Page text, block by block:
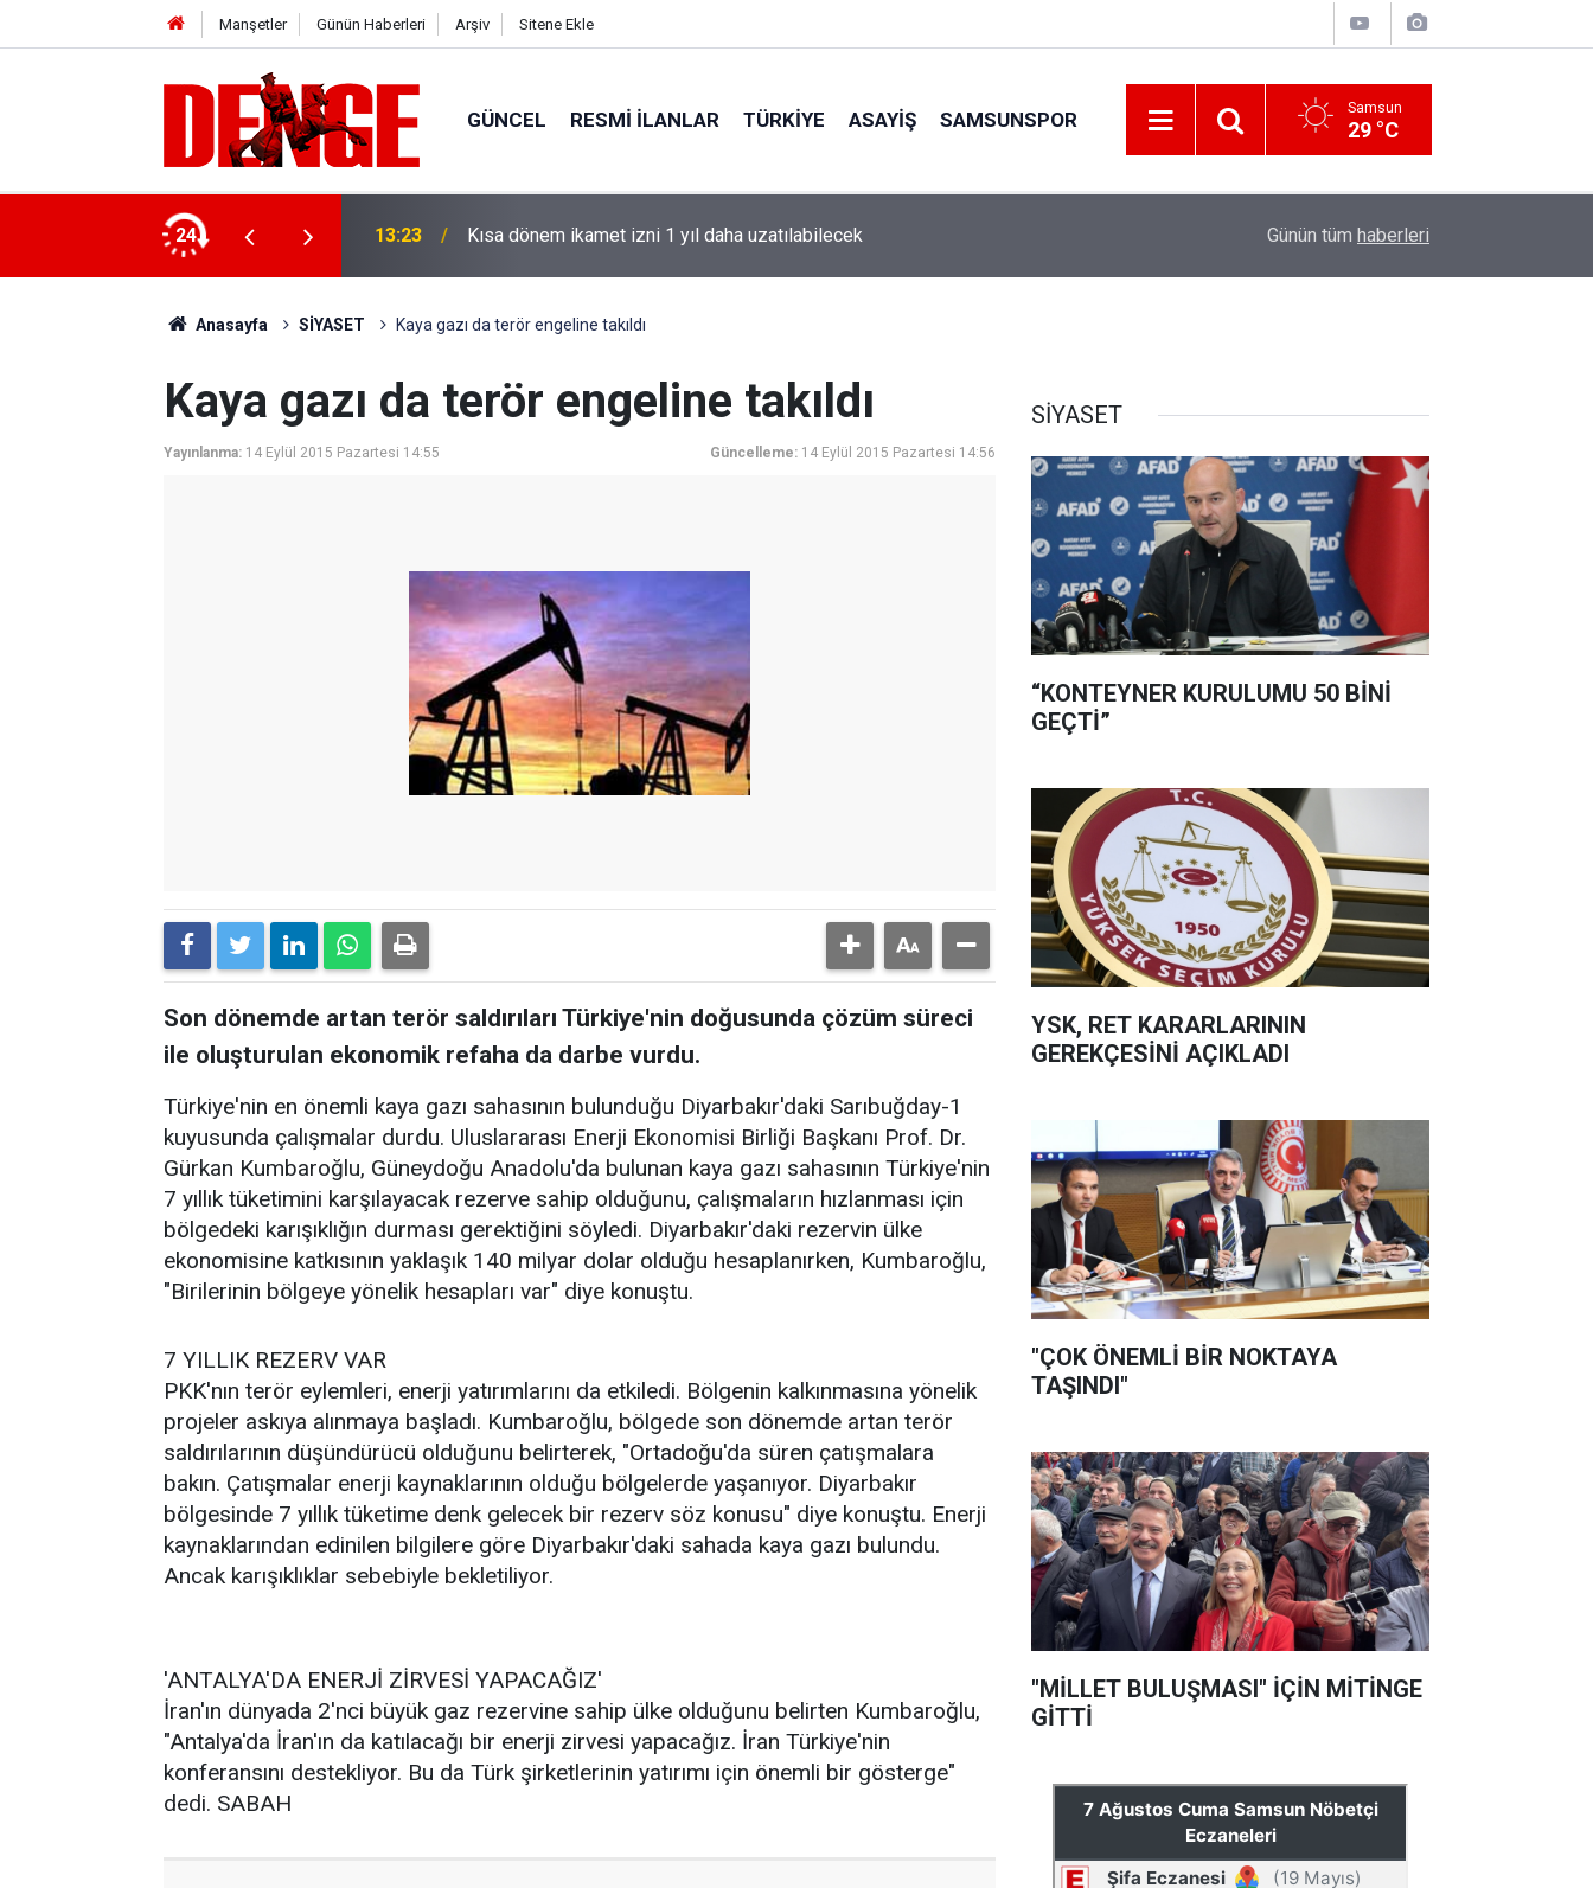
Manşetler Günün Haberleri Arşiv Sitene Ekle
GÜNCEL RESMI İLANLAR TÜRKİYE ASAYİŞ SAMSUNSPOR Samsun
29 °C
24 13:23 Kısa dönem ikamet izni 1 yıl daha uzatılabilecek Yol çalışmaları devam ediyor
Günün tüm haberleri
Anasayfa SİYASET Kaya gazı da terör engeline takıldı
Kaya gazı da terör engeline takıldı
Yayınlanma: 14 Eylül 2015 Pazartesi 14:55 Güncelleme: 14 Eylül 2015 Pazartesi 14:56
Son dönemde artan terör saldırıları Türkiye'nin doğusunda çözüm süreci
ile oluşturulan ekonomik refaha da darbe vurdu.
Türkiye'nin en önemli kaya gazı sahasının bulunduğu Diyarbakır'daki Sarıbuğday-1
kuyusunda çalışmalar durdu. Uluslararası Enerji Ekonomisi Birliği Başkanı Prof. Dr.
Gürkan Kumbaroğlu, Güneydoğu Anadolu'da bulunan kaya gazı sahasının Türkiye'nin
7 yıllık tüketimini karşılayacak rezerve sahip olduğunu, çalışmaların hızlanması için
bölgedeki karışıklığın durması gerektiğini söyledi. Diyarbakır'daki rezervin ülke
ekonomisine katkısının yaklaşık 140 milyar dolar olduğu hesaplanırken, Kumbaroğlu,
"Birilerinin bölgeye yönelik hesapları var" diye konuştu.
7 YILLIK REZERV VAR
PKK'nın terör eylemleri, enerji yatırımlarını da etkiledi. Bölgenin kalkınmasına yönelik
projeler askıya alınmaya başladı. Kumbaroğlu, bölgede son dönemde artan terör
saldırılarının düşündürücü olduğunu belirterek, "Ortadoğu'da süren çatışmalara
bakın. Çatışmalar enerji kaynaklarının olduğu bölgelerde yaşanıyor. Diyarbakır
bölgesinde 7 yıllık tüketime denk gelecek bir rezerv söz konusu" diye konuştu. Enerji
kaynaklarından edinilen bilgilere göre Diyarbakır'daki sahada kaya gazı bulundu.
Ancak karışıklıklar sebebiyle bekletiliyor.
'ANTALYA'DA ENERJİ ZİRVESİ YAPACAĞIZ'
İran'ın dünyada 2'nci büyük gaz rezervine sahip ülke olduğunu belirten Kumbaroğlu,
"Antalya'da İran'ın da katılacağı bir enerji zirvesi yapacağız. İran Türkiye'nin
konferansını destekliyor. Bu da Türk şirketlerinin yatırımı için önemli bir gösterge"
dedi. SABAH
SİYASET
“KONTEYNER KURULUMU 50 BİNİ
GEÇTİ”
YSK, RET KARARLARININ
GEREKÇESİNİ AÇIKLADI
"ÇOK ÖNEMLİ BİR NOKTAYA
TAŞINDI"
"MİLLET BULUŞMASI" İÇİN MİTİNGE
GİTTİ